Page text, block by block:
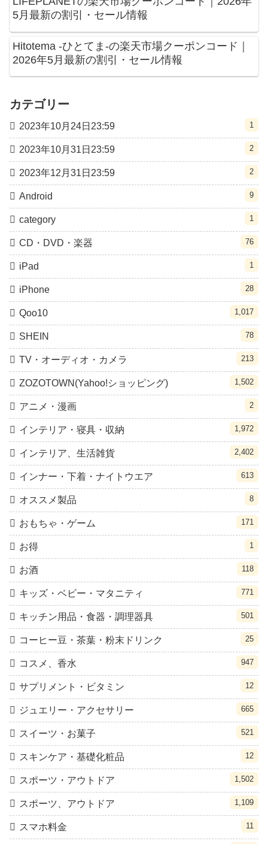
5月最新の割引・セール情報
Hitotema -ひとてま-の楽天市場クーポンコード｜
2026年5月最新の割引・セール情報
カテゴリー
2023年10月24日23:59 1
2023年10月31日23:59 2
2023年12月31日23:59 2
Android 9
category 1
CD・DVD・楽器 76
iPad 1
iPhone 28
Qoo10 1,017
SHEIN 78
TV・オーディオ・カメラ 213
ZOZOTOWN(Yahoo!ショッピング) 1,502
アニメ・漫画 2
インテリア・寝具・収納 1,972
インテリア、生活雑貨 2,402
インナー・下着・ナイトウエア 613
オススメ製品 8
おもちゃ・ゲーム 171
お得 1
お酒 118
キッズ・ベビー・マタニティ 771
キッチン用品・食器・調理器具 501
コーヒー豆・茶葉・粉末ドリンク 25
コスメ、香水 947
サプリメント・ビタミン 12
ジュエリー・アクセサリー 665
スイーツ・お菓子 521
スキンケア・基礎化粧品 12
スポーツ・アウトドア 1,502
スポーツ、アウトドア 1,109
スマホ料金 11